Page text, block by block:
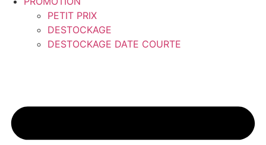
PETIT PRIX
DESTOCKAGE
DESTOCKAGE DATE COURTE